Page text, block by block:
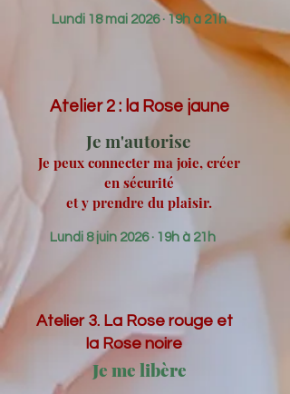
Lundi 18 mai 2026 · 19h à 21h
Atelier 2 : la Rose jaune
Je m'autorise
Je peux connecter ma joie, créer
en sécurité
et y prendre du plaisir.
Lundi 8 juin 2026 · 19h à 21h
Atelier 3. La Rose rouge et
la Rose noire
Je me libère